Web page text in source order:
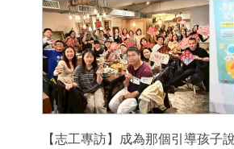
【志工專訪】成為那個引導孩子